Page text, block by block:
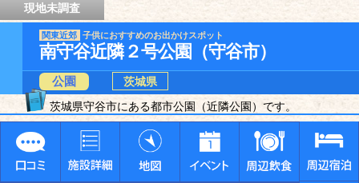
現地未調査
関東近郊 子供におすすめのお出かけスポット
南守谷近隣２号公園（守谷市）
公園
茨城県
茨城県守谷市にある都市公園（近隣公園）です。